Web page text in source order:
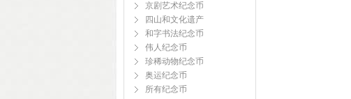
京剧艺术纪念币
四山和文化遗产
和字书法纪念币
伟人纪念币
珍稀动物纪念币
奥运纪念币
所有纪念币